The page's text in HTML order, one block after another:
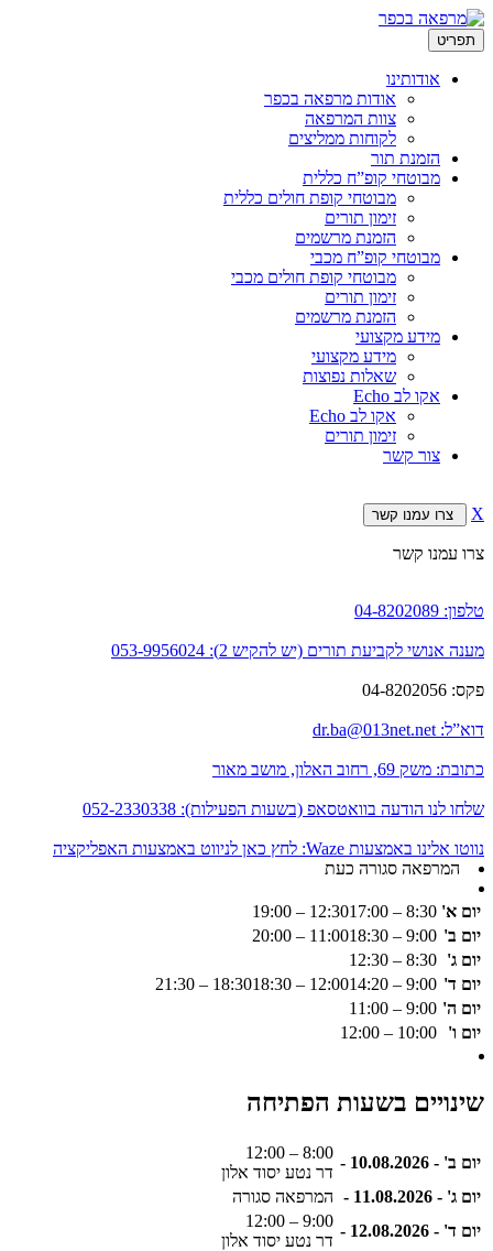
תפריט לדלג
לתוכן
אודותינו
אודות מרפאה בכפר
צוות המרפאה
לקוחות ממליצים
הזמנת תור
מבוטחי קופ”ח כללית
מבוטחי קופת חולים כללית
זימון תורים
הזמנת מרשמים
מבוטחי קופ”ח מכבי
מבוטחי קופת חולים מכבי
זימון תורים
הזמנת מרשמים
מידע מקצועי
מידע מקצועי
שאלות נפוצות
אקו לב Echo
אקו לב Echo
זימון תורים
צור קשר
X צרו עמנו קשר
צרו עמנו קשר
טלפון: 04-8202089
מענה אנושי לקביעת תורים (יש להקיש 2): 053-9956024
פקס: 04-8202056
דוא”ל: dr.ba@013net.net
כתובת: משק 69, רחוב האלון, מושב מאור
שלחו לנו הודעה בוואטסאפ (בשעות הפעילות): 052-2330338
נווטו אלינו באמצעות Waze:
לחץ כאן לניווט באמצעות האפליקציה
המרפאה סגורה כעת
יום א' 8:30 – 12:30
17:00 – 19:00
יום ב' 9:00 – 11:00
18:30 – 20:00
יום ג' 8:30 – 12:30
יום ד' 9:00 – 12:00
14:20 – 18:30
18:30 – 21:30
יום ה' 9:00 – 11:00
יום ו'
10:00 – 12:00
שינויים בשעות הפתיחה
יום ב' - 10.08.2026 -
8:00 – 12:00
דר נטע יסוד אלון
יום ג' - 11.08.2026 -
המרפאה סגורה
יום ד' - 12.08.2026 -
9:00 – 12:00
דר נטע יסוד אלון